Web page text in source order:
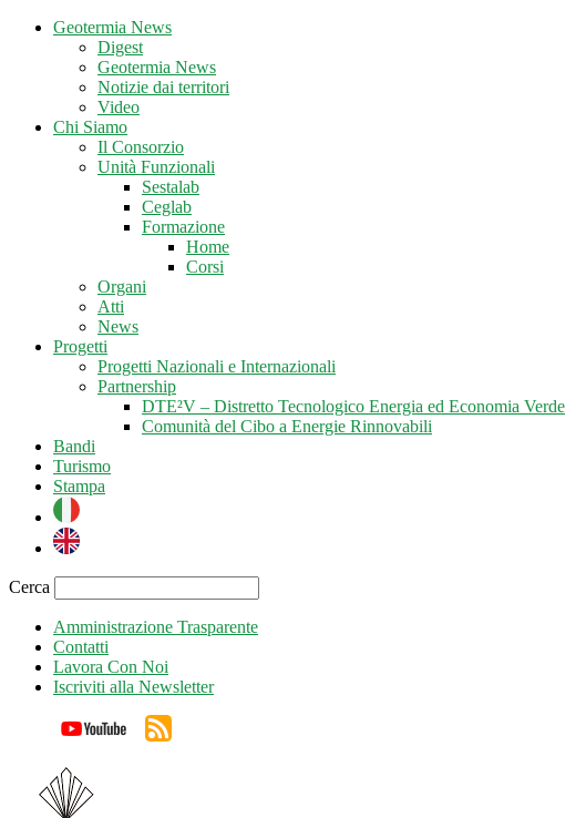
Geotermia News
Digest
Geotermia News
Notizie dai territori
Video
Chi Siamo
Il Consorzio
Unità Funzionali
Sestalab
Ceglab
Formazione
Home
Corsi
Organi
Atti
News
Progetti
Progetti Nazionali e Internazionali
Partnership
DTE²V – Distretto Tecnologico Energia ed Economia Verde
Comunità del Cibo a Energie Rinnovabili
Bandi
Turismo
Stampa
Cerca
Amministrazione Trasparente
Contatti
Lavora Con Noi
Iscriviti alla Newsletter